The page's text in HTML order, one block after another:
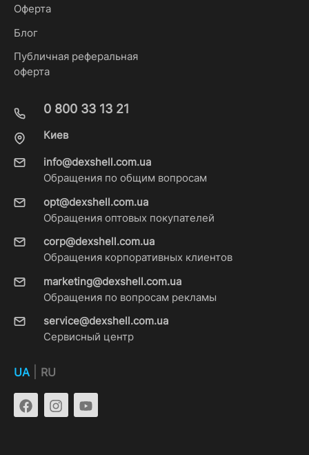
Оферта
Блог
Публичная реферальная
оферта
0 800 33 13 21
Киев
info@dexshell.com.ua
Обращения по общим вопросам
opt@dexshell.com.ua
Обращения оптовых покупателей
corp@dexshell.com.ua
Обращения корпоративных клиентов
marketing@dexshell.com.ua
Обращения по вопросам рекламы
service@dexshell.com.ua
Сервисный центр
UA RU